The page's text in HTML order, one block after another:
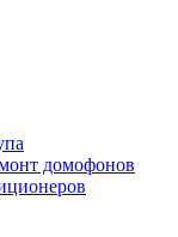
домофонов